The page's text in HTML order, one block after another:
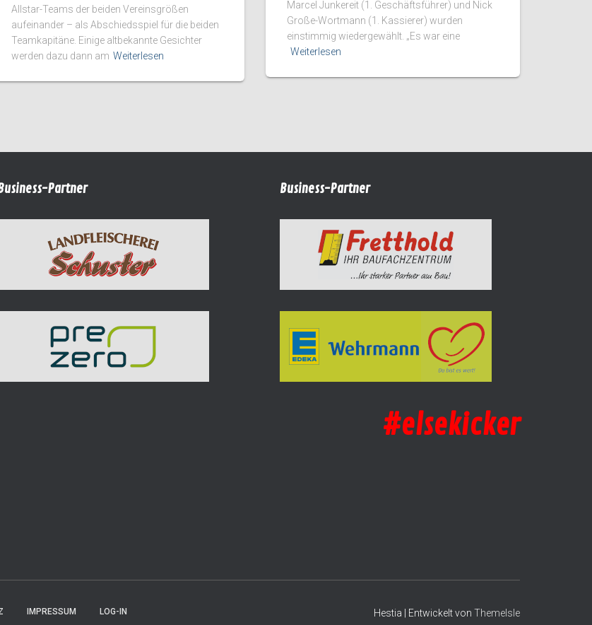
Allstar-Teams der beiden Vereinsgrößen
aufeinander – als Abschiedsspiel für die beiden
Teamkapitäne. Einige altbekannte Gesichter
werden dazu dann am Weiterlesen
Marcel Junkereit (1. Geschäftsführer) und Nick
Große-Wortmann (1. Kassierer) wurden
einstimmig wiedergewählt. „Es war eine
Weiterlesen
Partner Business-Partner
#elsekicker
IMPRESSUM LOG-IN Hestia | Entwickelt von ThemeIsle